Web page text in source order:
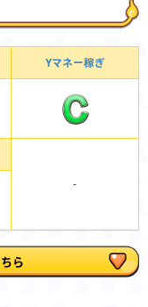
Yマネー稼ぎ
-
ら